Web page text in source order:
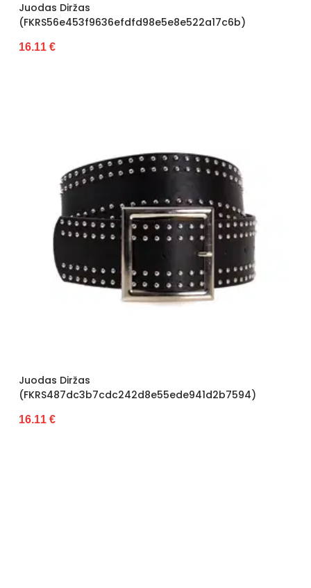
Juodas Diržas
(FKRS56e453f9636efdfd98e5e8e522a17c6b)
16.11 €
Juodas Diržas
(FKRS487dc3b7cdc242d8e55ede941d2b7594)
16.11 €